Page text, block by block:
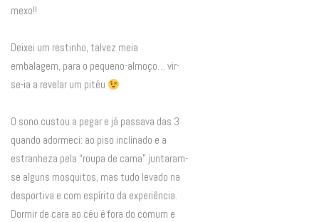
mexo!!
Deixei um restinho, talvez meia
embalagem, para o pequeno-almoço… vir-
se-ia a revelar um pitéu
O sono custou a pegar e já passava das 3
quando adormeci: ao piso inclinado e a
estranheza pela “roupa de cama” juntaram-
se alguns mosquitos, mas tudo levado na
desportiva e com espírito da experiência.
Dormir de cara ao céu é fora do comum e